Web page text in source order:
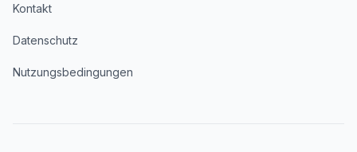
Kontakt
Datenschutz
Nutzungsbedingungen